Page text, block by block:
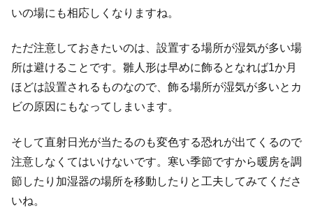
いの場にも相応しくなりますね。
ただ注意しておきたいのは、設置する場所が湿気が多い場
所は避けることです。雛人形は早めに飾るとなれば1か月
ほどは設置されるものなので、飾る場所が湿気が多いとカ
ビの原因にもなってしまいます。
そして直射日光が当たるのも変色する恐れが出てくるので
注意しなくてはいけないです。寒い季節ですから暖房を調
節したり加湿器の場所を移動したりと工夫してみてくださ
いね。